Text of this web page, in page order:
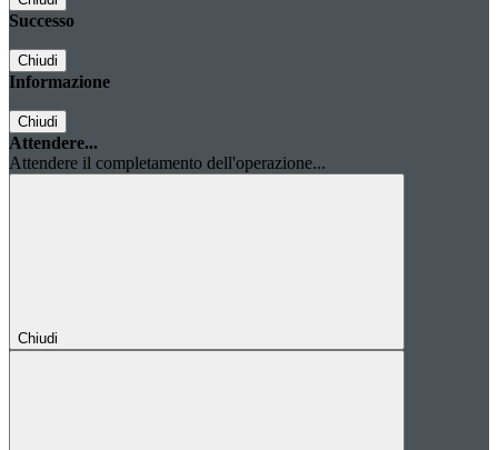
Successo
Chiudi
Informazione
Chiudi
Attendere...
Attendere il completamento dell'operazione...
Chiudi